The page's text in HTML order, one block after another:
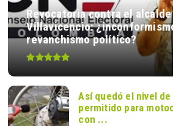
Revocatoria contra el
Villavicencio:
revanchismo político?
Así quedó el nivel
permitido para
con ...